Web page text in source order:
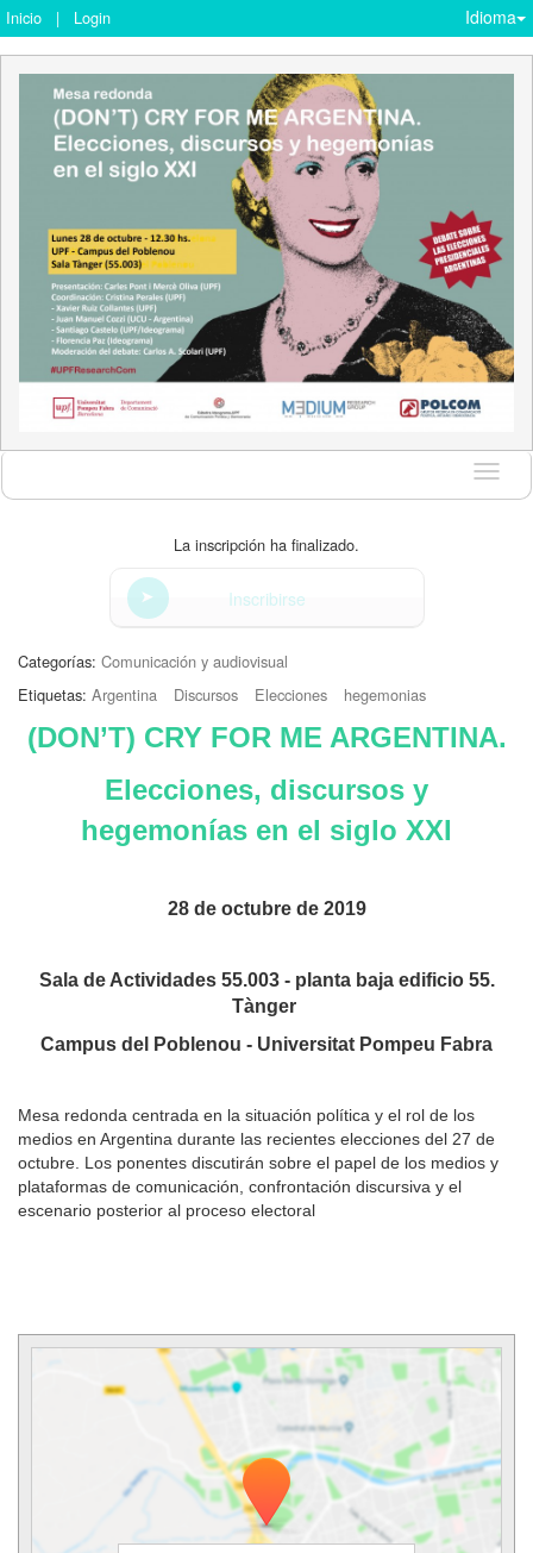
Inicio | Login Idioma
Idioma
La inscripción ha finalizado.
Inscribirse
Categorías: Comunicación y audiovisual
Etiquetas: Argentina Discursos Elecciones hegemonias
(DON’T) CRY FOR ME ARGENTINA.
Elecciones, discursos y
hegemonías en el siglo XXI
28 de octubre de 2019
Sala de Actividades 55.003 - planta baja edificio 55.
Tànger
Campus del Poblenou - Universitat Pompeu Fabra
Mesa redonda centrada en la situación política y el rol de los
medios en Argentina durante las recientes elecciones del 27 de
octubre. Los ponentes discutirán sobre el papel de los medios y
plataformas de comunicación, confrontación discursiva y el
escenario posterior al proceso electoral